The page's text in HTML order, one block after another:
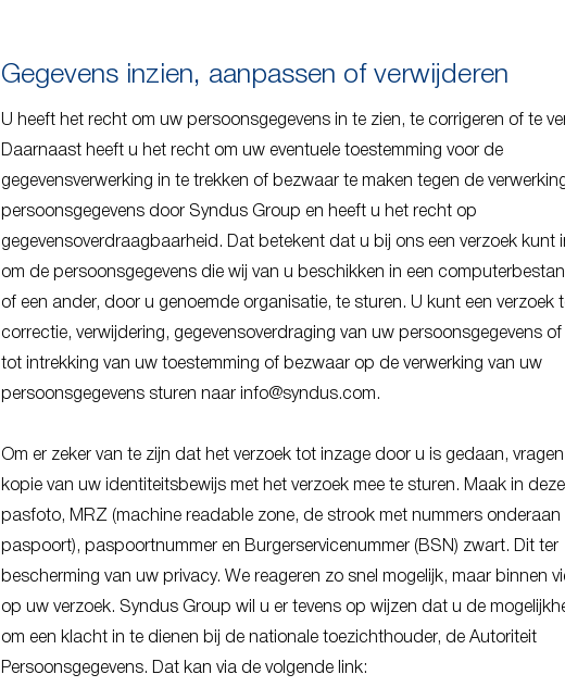
Gegevens inzien, aanpassen of verwijderen
U heeft het recht om uw persoonsgegevens in te zien, te corrigeren of te
Daarnaast heeft u het recht om uw eventuele toestemming voor de
gegevensverwerking in te trekken of bezwaar te maken tegen de
persoonsgegevens door Syndus Group en heeft u het recht op
gegevensoverdraagbaarheid. Dat betekent dat u bij ons een verzoek kunt
om de persoonsgegevens die wij van u beschikken in een
of een ander, door u genoemde organisatie, te sturen. U kunt een verzoek
correctie, verwijdering, gegevensoverdraging van uw persoonsgegevens of
tot intrekking van uw toestemming of bezwaar op de verwerking van uw
persoonsgegevens sturen naar info@syndus.com.
Om er zeker van te zijn dat het verzoek tot inzage door u is gedaan,
kopie van uw identiteitsbewijs met het verzoek mee te sturen. Maak in
pasfoto, MRZ (machine readable zone, de strook met nummers onderaan
paspoort), paspoortnummer en Burgerservicenummer (BSN) zwart. Dit ter
bescherming van uw privacy. We reageren zo snel mogelijk, maar binnen
op uw verzoek. Syndus Group wil u er tevens op wijzen dat u de
om een klacht in te dienen bij de nationale toezichthouder, de Autoriteit
Persoonsgegevens. Dat kan via de volgende link: